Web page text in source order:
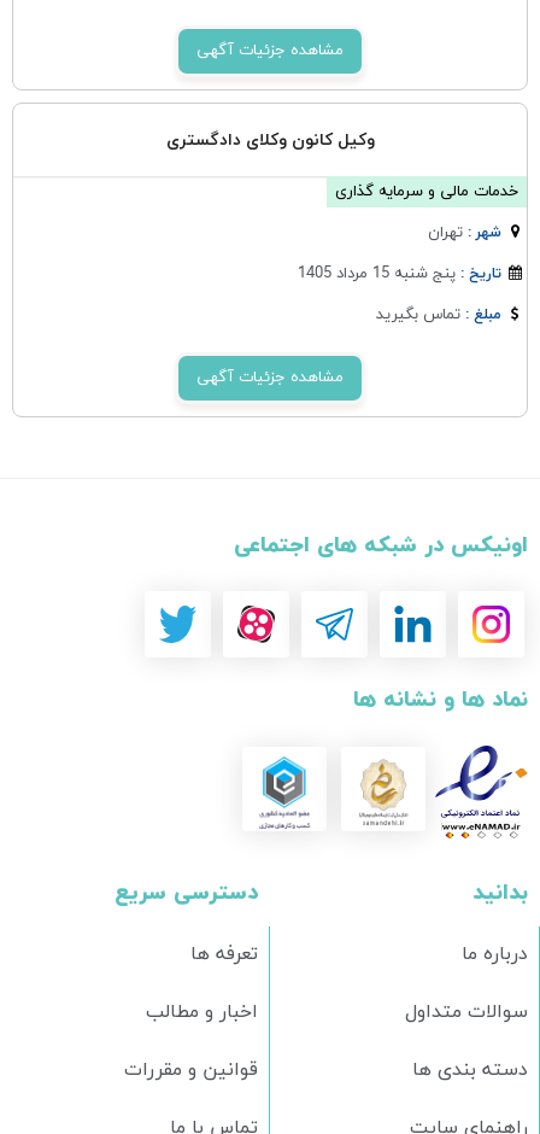
مشاهده جزئیات آگهی
وکیل کانون وکلای دادگستری
خدمات مالی و سرمایه گذاری
شهر :تهران
تاریخ :پنج شنبه 15 مرداد 1405
مبلغ :تماس بگیرید
مشاهده جزئیات آگهی
اونیکس در شبکه های اجتماعی
نماد ها و نشانه ها
دسترسی سریع
تعرفه ها
اخبار و مطالب
قوانین و مقررات
تماس با ما
بدانید
درباره ما
سوالات متداول
دسته بندی ها
راهنمای سایت